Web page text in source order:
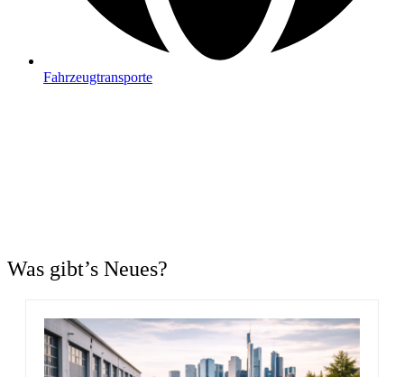
Fahrzeugtransporte
Was gibt’s Neues?